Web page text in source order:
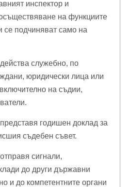
инспектор и
на функциите
се подчиняват само на
служебно, по
юридически лица или
на съдии,
годишен доклад за
съдебен съвет.
сигнали,
до други държавни
и до компетентните органи